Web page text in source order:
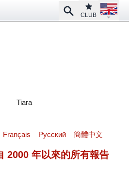
SearchClub
CLUB
Open
Français Pусский 簡體中文
2000 年以來的所有報告